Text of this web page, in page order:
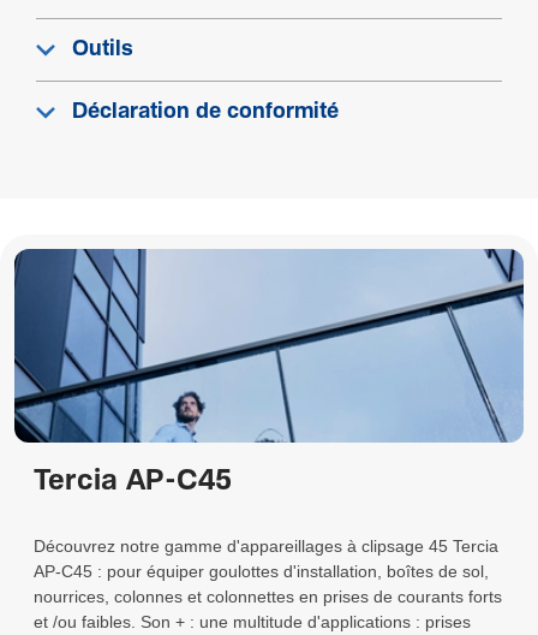
Outils
Déclaration de conformité
Tercia AP-C45
Découvrez notre gamme d'appareillages à clipsage 45 Tercia
AP-C45 : pour équiper goulottes d'installation, boîtes de sol,
nourrices, colonnes et colonnettes en prises de courants forts
et /ou faibles. Son + : une multitude d'applications : prises